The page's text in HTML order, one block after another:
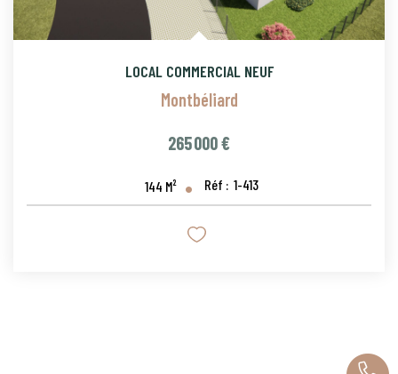
LOCAL COMMERCIAL NEUF
Montbéliard
265 000 €
144 M² Réf : 1-413